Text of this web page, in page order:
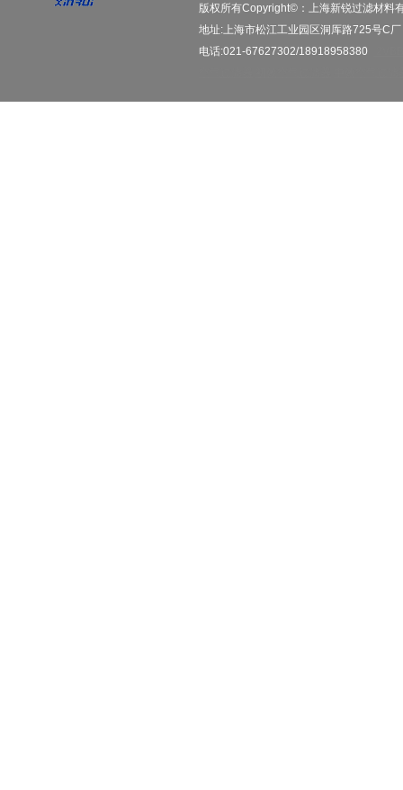
版权所有Copyright©： 上海新锐过滤材料
地址:上海市松江工业园区洞厍路725号C厂
电话:021-67627302/18918958380